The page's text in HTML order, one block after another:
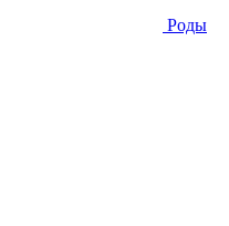
Роды